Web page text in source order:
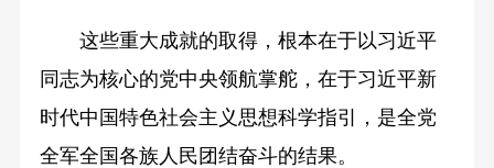
这些重大成就的取得，根本在于以习近平
同志为核心的党中央领航掌舵，在于习近平新
时代中国特色社会主义思想科学指引，是全党
全军全国各族人民团结奋斗的结果。